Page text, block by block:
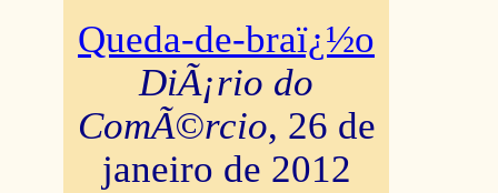
Queda-de-braï¿½o
DiÃ¡rio do
ComÃ©rcio, 26 de
janeiro de 2012